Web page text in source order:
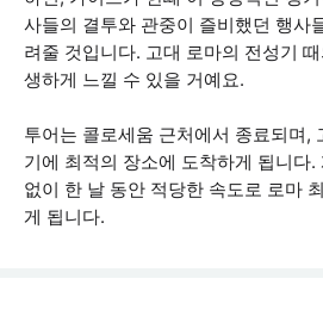
사들의 결투와 관중이 즐비했던 행사
려줄 것입니다. 고대 로마의 전성기
생하게 느낄 수 있을 거예요.
투어는 콜로세움 근처에서 종료되며,
기에 최적의 장소에 도착하게 됩니다
없이 한 날 동안 적당한 속도로 로마
게 됩니다.